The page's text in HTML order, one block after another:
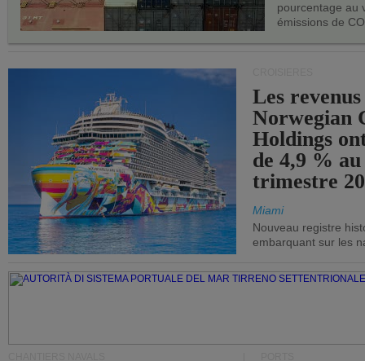
pourcentage au
émissions de
Les
Norwegian
Holdings
de 4,9 %
trimestre
Miami
Nouveau registre
embarquant sur les